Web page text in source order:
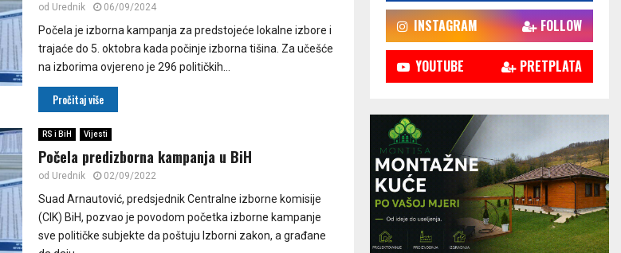
od Urednik 06/09/2024
Počela je izborna kampanja za predstojeće lokalne izbore i
trajaće do 5. oktobra kada počinje izborna tišina. Za učešće
na izborima ovjereno je 296 političkih...
Pročitaj više
RS i BiH Vijesti
Počela predizborna kampanja u BiH
od Urednik 02/09/2022
Suad Arnautović, predsjednik Centralne izborne komisije
(CIK) BiH, pozvao je povodom početka izborne kampanje
sve političke subjekte da poštuju Izborni zakon, a građane
INSTAGRAM FOLLOW
YOUTUBE PRETPLATA